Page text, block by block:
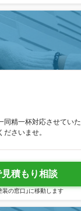
同精一杯対応させていた
さいませ。
積もり相談
の窓口」に移動します